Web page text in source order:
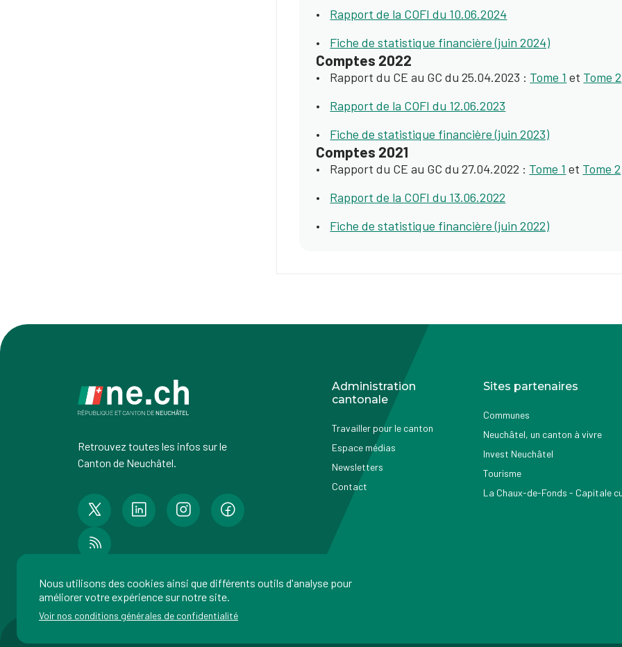
Rapport de la COFI du 10.06.2024
Fiche de statistique financière (juin 2024)
Comptes 2022
Rapport du CE au GC du 25.04.2023 : Tome 1 et Tome 2
Rapport de la COFI du 12.06.2023
Fiche de statistique financière (juin 2023)
Comptes 2021
Rapport du CE au GC du 27.04.2022 : Tome 1 et Tome 2
Rapport de la COFI du 13.06.2022
Fiche de statistique financière (juin 2022)
Retrouvez toutes les infos sur le
Canton de Neuchâtel.
Administration
cantonale
Travailler pour le canton
Espace médias
Newsletters
Contact
Sites partenaires
Communes
Neuchâtel, un canton à vivre
Invest Neuchâtel
Tourisme
La Chaux-de-Fonds - Capitale
Nous utilisons des cookies ainsi que différents outils d'analyse pour
améliorer votre expérience sur notre site.
Voir nos conditions générales de confidentialité